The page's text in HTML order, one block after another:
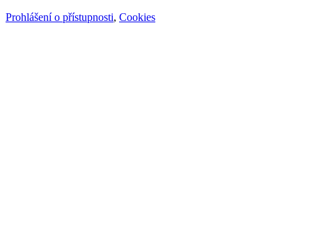
Prohlášení o přístupnosti, Cookies